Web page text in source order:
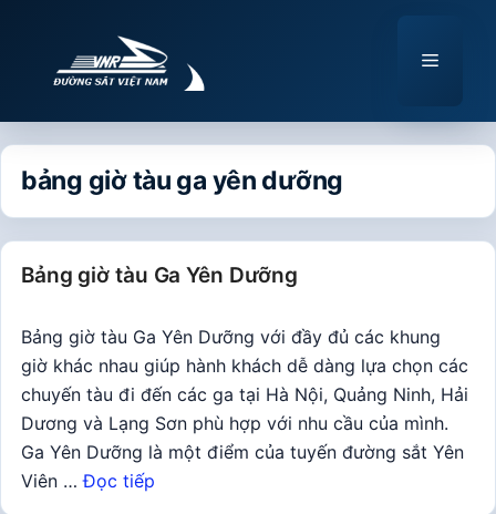
Menu
bảng giờ tàu ga yên dưỡng
Bảng giờ tàu Ga Yên Dưỡng
Bảng giờ tàu Ga Yên Dưỡng với đầy đủ các khung
giờ khác nhau giúp hành khách dễ dàng lựa chọn các
chuyến tàu đi đến các ga tại Hà Nội, Quảng Ninh, Hải
Dương và Lạng Sơn phù hợp với nhu cầu của mình.
Ga Yên Dưỡng là một điểm của tuyến đường sắt Yên
Viên …Đọc tiếp